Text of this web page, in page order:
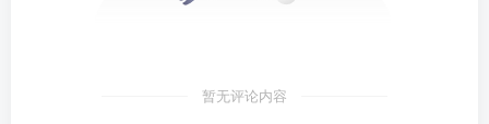
暂无评论内容